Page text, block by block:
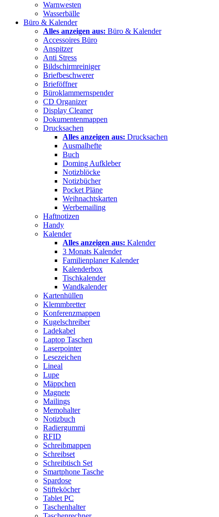
Warnwesten
Wasserbälle
Büro & Kalender
Alles anzeigen aus: Büro & Kalender
Accessoires Büro
Anspitzer
Anti Stress
Bildschirmreiniger
Briefbeschwerer
Brieföffner
Büroklammernspender
CD Organizer
Display Cleaner
Dokumentenmappen
Drucksachen
Alles anzeigen aus: Drucksachen
Ausmalhefte
Buch
Doming Aufkleber
Notizblöcke
Notizbücher
Pocket Pläne
Weihnachtskarten
Werbemailing
Haftnotizen
Handy
Kalender
Alles anzeigen aus: Kalender
3 Monats Kalender
Familienplaner Kalender
Kalenderbox
Tischkalender
Wandkalender
Kartenhüllen
Klemmbretter
Konferenzmappen
Kugelschreiber
Ladekabel
Laptop Taschen
Laserpointer
Lesezeichen
Lineal
Lupe
Mäppchen
Magnete
Mailings
Memohalter
Notizbuch
Radiergummi
RFID
Schreibmappen
Schreibset
Schreibtisch Set
Smartphone Tasche
Spardose
Stifteköcher
Tablet PC
Taschenhalter